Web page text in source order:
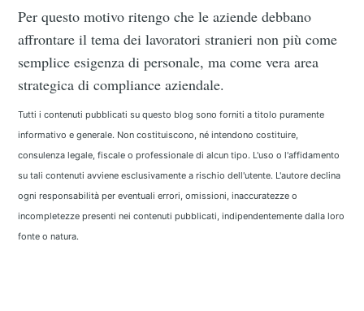
Per questo motivo ritengo che le aziende debbano
affrontare il tema dei lavoratori stranieri non più come
semplice esigenza di personale, ma come vera area
strategica di compliance aziendale.
Tutti i contenuti pubblicati su questo blog sono forniti a titolo puramente
informativo e generale. Non costituiscono, né intendono costituire,
consulenza legale, fiscale o professionale di alcun tipo. L'uso o l'affidamento
su tali contenuti avviene esclusivamente a rischio dell'utente. L'autore declina
ogni responsabilità per eventuali errori, omissioni, inaccuratezze o
incompletezze presenti nei contenuti pubblicati, indipendentemente dalla loro
fonte o natura.